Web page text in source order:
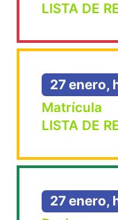
LISTA DE
27 enero,
Matrícula
LISTA DE
27 enero,